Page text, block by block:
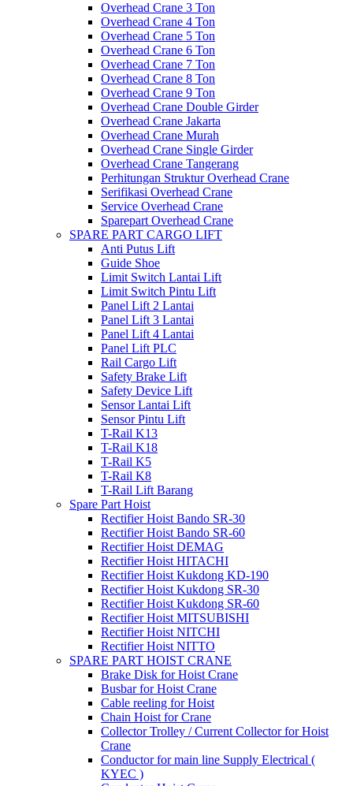
Overhead Crane 3 Ton
Overhead Crane 4 Ton
Overhead Crane 5 Ton
Overhead Crane 6 Ton
Overhead Crane 7 Ton
Overhead Crane 8 Ton
Overhead Crane 9 Ton
Overhead Crane Double Girder
Overhead Crane Jakarta
Overhead Crane Murah
Overhead Crane Single Girder
Overhead Crane Tangerang
Perhitungan Struktur Overhead Crane
Serifikasi Overhead Crane
Service Overhead Crane
Sparepart Overhead Crane
SPARE PART CARGO LIFT
Anti Putus Lift
Guide Shoe
Limit Switch Lantai Lift
Limit Switch Pintu Lift
Panel Lift 2 Lantai
Panel Lift 3 Lantai
Panel Lift 4 Lantai
Panel Lift PLC
Rail Cargo Lift
Safety Brake Lift
Safety Device Lift
Sensor Lantai Lift
Sensor Pintu Lift
T-Rail K13
T-Rail K18
T-Rail K5
T-Rail K8
T-Rail Lift Barang
Spare Part Hoist
Rectifier Hoist Bando SR-30
Rectifier Hoist Bando SR-60
Rectifier Hoist DEMAG
Rectifier Hoist HITACHI
Rectifier Hoist Kukdong KD-190
Rectifier Hoist Kukdong SR-30
Rectifier Hoist Kukdong SR-60
Rectifier Hoist MITSUBISHI
Rectifier Hoist NITCHI
Rectifier Hoist NITTO
SPARE PART HOIST CRANE
Brake Disk for Hoist Crane
Busbar for Hoist Crane
Cable reeling for Hoist
Chain Hoist for Crane
Collector Trolley / Current Collector for Hoist
Crane
Conductor for main line Supply Electrical (
KYEC )